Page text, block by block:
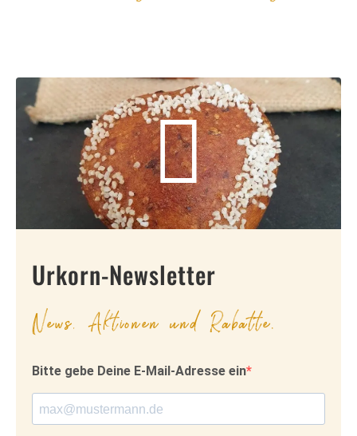
Urkorn-Newsletter
News, Aktionen und Rabatte.
Bitte gebe Deine E-Mail-Adresse ein